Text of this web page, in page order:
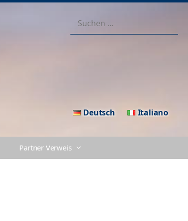
Suchen
nach:
Deutsch Italiano
Partner Verweis